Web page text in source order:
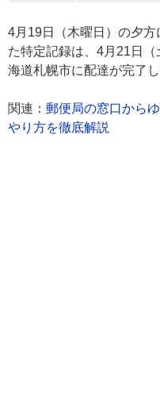
4月19日（木曜日）の夕
た特定記録は、4月21日
海道札幌市に配達が完了し
関連： 郵便局の窓口から
やり方を徹底解説